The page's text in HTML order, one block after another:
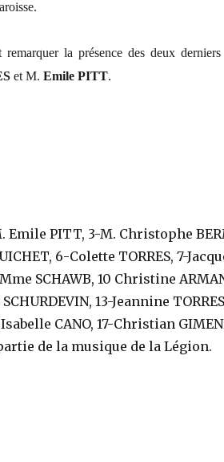
remarquer la présence des deux
et M. Emile PITT.
Emile PITT, 3-M. Christophe
6-Colette TORRES, 7-
SCHAWB, 10 Christine
13-Jeannine
Isabelle CANO, 17-Christian
de la musique de la Légion.